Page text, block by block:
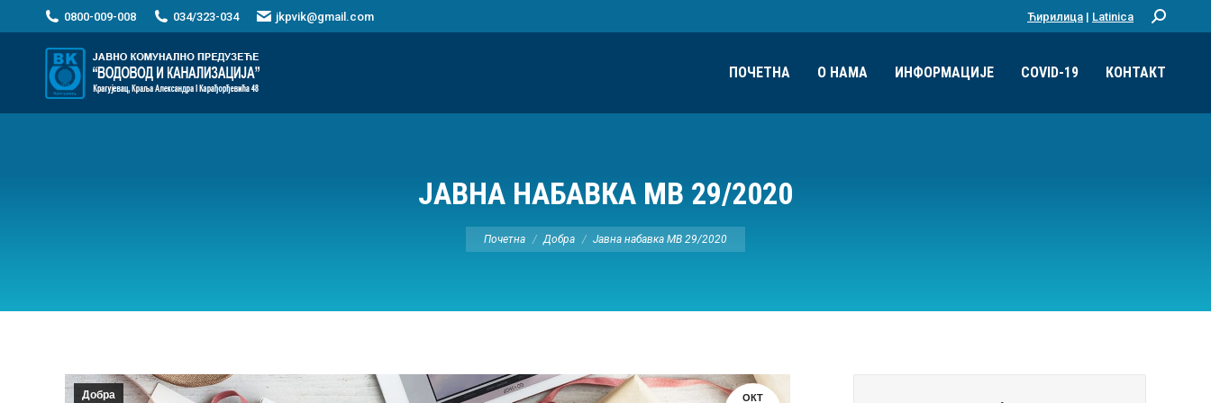
0800-009-008 034/323-034 jkpvik@gmail.com Ћирилица | Latinica Претрага:
ПОЧЕТНА О НАМА ИНФОРМАЦИЈЕ COVID-19 КОНТАКТ
ЈАВНА НАБАВКА МВ 29/2020
Ви сте овде:
Почетна Добра Јавна набавка МВ 29/2020
ОКТ
Добра